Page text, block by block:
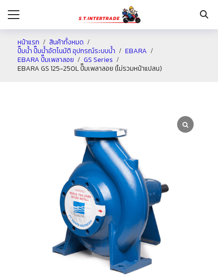
หน้าแรก
สินค้าทั้งหมด
ปั๊มน้ำ ปั๊มน้ำอัตโนมัติ อุปกรณ์ระบบน้ำ
EBARA
EBARA ปั๊มเพลาลอย
GS Series
EBARA GS 125-250L ปั๊มเพลาลอย (ไม่รวมหน้าแปลน)